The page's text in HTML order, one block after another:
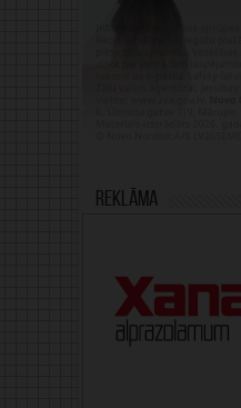
Reklāma